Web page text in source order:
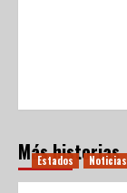
Más historias
Estados Noticias